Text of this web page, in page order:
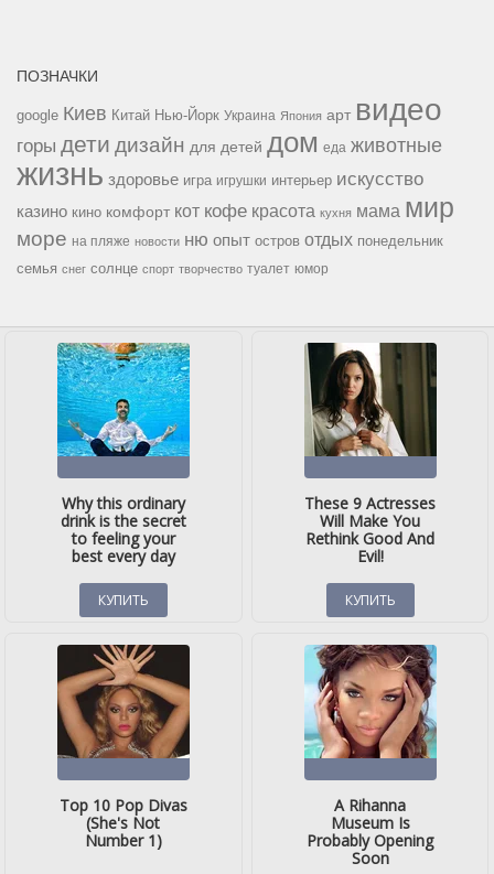
ПОЗНАЧКИ
google Киев Китай Нью-Йорк Украина Япония арт видео
горы дети дизайн для детей дом еда животные
жизнь здоровье игра игрушки интерьер искусство
казино кино комфорт кот кофе красота кухня мама мир
море на пляже новости ню опыт остров отдых понедельник
семья снег солнце спорт творчество туалет юмор